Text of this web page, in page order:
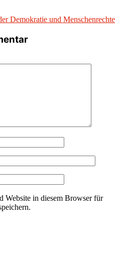
Demokratie und Menschenrechte
Website in diesem Browser für